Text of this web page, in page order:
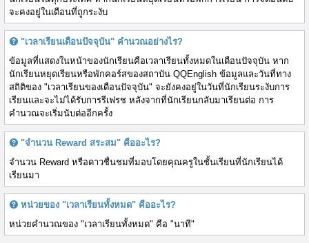
จะคงอยู่ในเดือนที่ถูกระงับ
"เวลาเรียนเดือนปัจจุบัน" คำนวณอย่างไร?
ข้อมูลที่แสดงในหน้าของนักเรียนคือเวลาเรียนทั้งหมดในเดือนปัจจุบัน หาก
นักเรียนหยุดเรียนหรือพักคอร์สของสถาบัน QQEnglish ข้อมูลและวันที่ทาง
สถิติของ "เวลาเรียนของเดือนปัจจุบัน" จะยังคงอยู่ในวันที่นักเรียนระงับการ
เรียนและจะไม่ได้รับการรีเฟรช หลังจากที่นักเรียนกลับมาเรียนต่อ การ
คำนวณจะเริ่มนับต่ออีกครั้ง
"จำนวน Reward สระสม" คืออะไร?
จำนวน Reward หรือดาวชื่นชมที่มอบโดยคุณครูในชั้นเรียนที่นักเรียนได้
เรียนมา
หน่วยของ "เวลาเรียนทั้งหมด" คืออะไร?
หน่วยคำนวณของ "เวลาเรียนทั้งหมด" คือ "นาที"